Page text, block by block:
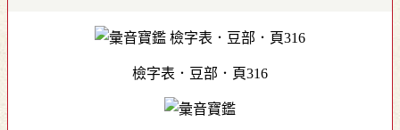
檢字表．豆部．頁316